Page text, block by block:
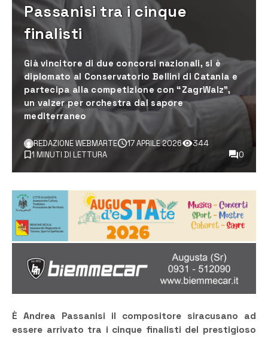
Passanisi tra i cinque
finalisti
Già vincitore di due concorsi nazionali, si è
diplomato al Conservatorio Bellini di Catania e
partecipa alla competizione con “ZagrWalz”,
un valzer per orchestra dal sapore
mediterraneo
REDAZIONE WEBMARTE 17 APRILE 2026
344
1 MINUTI DI LETTURA
0
È Andrea Passanisi il compositore siracusano ad
essere arrivato tra i cinque finalisti del prestigioso